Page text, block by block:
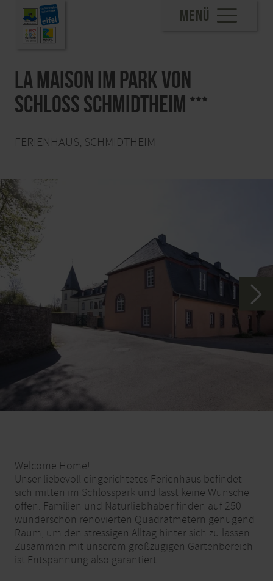
MENÜ
La Maison im Park von
Schloss Schmidtheim
FERIENHAUS, SCHMIDTHEIM
Welcome Home!
Unser liebevoll eingerichtetes Ferienhaus befindet
sich mitten im Schlosspark und lässt keine Wünsche
offen. Familien und Naturliebhaber finden auf 250
wunderschön renovierten Quadratmetern genügend
Raum, um den stressigen Alltag hinter sich zu lassen.
Zusammen mit unserem großzügigen Gartenbereich
ist Entspannung also garantiert.